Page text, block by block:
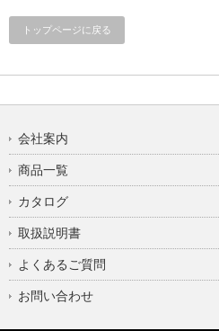
トップページに戻る
会社案内
商品一覧
カタログ
取扱説明書
よくあるご質問
お問い合わせ